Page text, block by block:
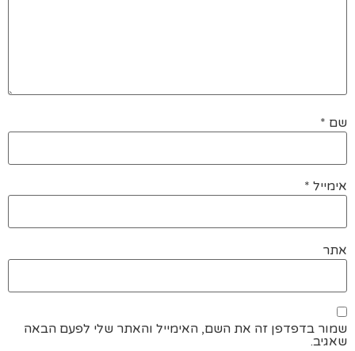
שם *
אימייל *
אתר
שמור בדפדפן זה את השם, האימייל והאתר שלי לפעם הבאה
שאגיב.